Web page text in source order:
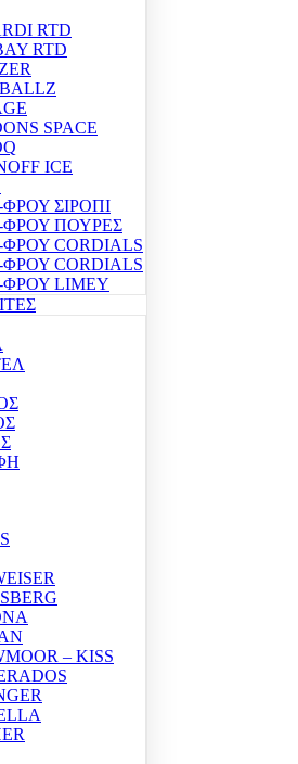
RTD
RTD
SPACE
ICE
ΣΙΡΟΠΙ
ΦΡΟΥ ΠΟΥΡΕΣ
CORDIALS
CORDIALS
LIMEY
– KISS